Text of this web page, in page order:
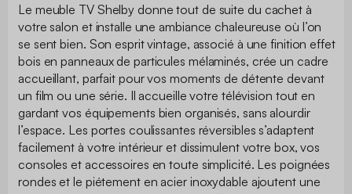
Le meuble TV Shelby donne tout de suite du cachet à
votre salon et installe une ambiance chaleureuse où l’on
se sent bien. Son esprit vintage, associé à une finition effet
bois en panneaux de particules mélaminés, crée un cadre
accueillant, parfait pour vos moments de détente devant
un film ou une série. Il accueille votre télévision tout en
gardant vos équipements bien organisés, sans alourdir
l’espace. Les portes coulissantes réversibles s’adaptent
facilement à votre intérieur et dissimulent votre box, vos
consoles et accessoires en toute simplicité. Les poignées
rondes et le piétement en acier inoxydable ajoutent une